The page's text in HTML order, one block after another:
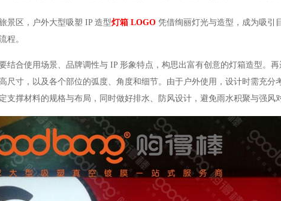
区，户外大型吸塑 IP 造型灯箱 LOGO 凭借绚丽灯光与造型，成为吸引
程。
合使用场景、品牌调性与 IP 形象特点，构思出富有创意的灯箱造型。再
尺寸，以及各个部位的弧度、角度和细节。由于户外使用，设计时需充
支撑材料的规格与布局，同时做好排水、防风设计，避免雨水积聚与强风